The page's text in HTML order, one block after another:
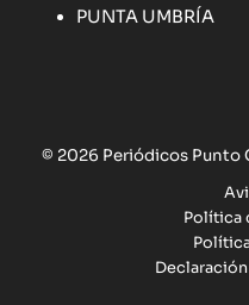
PUNTA UMBRÍA
© 2026 Periódicos Punto
Política